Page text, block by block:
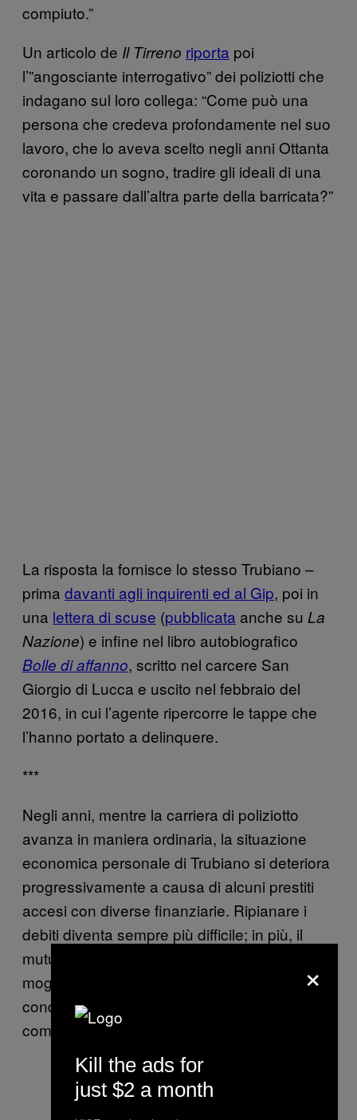
compiuto.”
Un articolo de Il Tirreno riporta poi
l’”angosciante interrogativo” dei poliziotti che
indagano sul loro collega: “Come può una
persona che credeva profondamente nel suo
lavoro, che lo aveva scelto negli anni Ottanta
coronando un sogno, tradire gli ideali di una
vita e passare dall’altra parte della barricata?”
La risposta la fornisce lo stesso Trubiano –
prima davanti agli inquirenti ed al Gip, poi in
una lettera di scuse (pubblicata anche su La
Nazione) e infine nel libro autobiografico
Bolle di affanno, scritto nel carcere San
Giorgio di Lucca e uscito nel febbraio del
2016, in cui l’agente ripercorre le tappe che
l’hanno portato a delinquere.
***
Negli anni, mentre la carriera di poliziotto
avanza in maniera ordinaria, la situazione
economica personale di Trubiano si deteriora
progressivamente a causa di alcuni prestiti
accesi con diverse finanziarie. Ripianare i
debiti diventa sempre più difficile; in più, il
mutuo sulla casa e la separazione dalla
moglie concorrono a dissestare una
condizione finanziaria già fortemente
compromessa.
×
Kill the ads for
just $2 a month